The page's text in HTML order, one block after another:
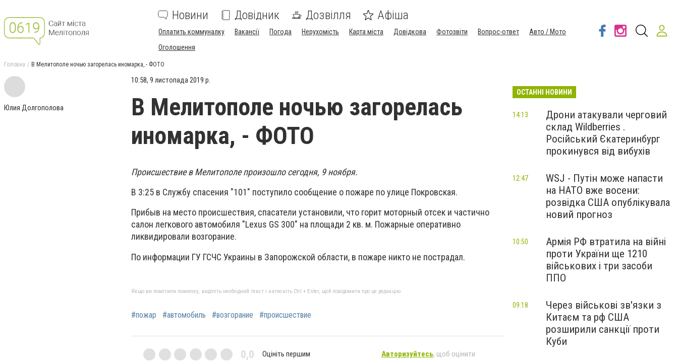
Новини Довідник Дозвілля Афіша
Оплатить коммуналку Вакансії Погода Нерухомість Карта міста Довідкова Фотозвіти Вопрос-ответ
Авто / Мото
Оголошення
Головна В Мелитополе ночью загорелась иномарка, - ФОТО
Юлия Долгополова
10:58, 9 листопада 2019 р.
В Мелитополе ночью загорелась
иномарка, - ФОТО
Происшествие в Мелитополе произошло сегодня, 9 ноября.
В 3:25 в Службу спасения "101" поступило сообщение о пожаре по улице Покровская.
Прибыв на место происшествия, спасатели установили, что горит моторный отсек и частично
салон легкового автомобиля "Lexus GS 300" на площади 2 кв. м. Пожарные оперативно
ликвидировали возгорание.
По информации ГУ ГСЧС Украины в Запорожской области, в пожаре никто не пострадал.
Якщо ви помітили помилку, виділіть необхідний текст і натисніть Ctrl + Enter, щоб повідомити про це редакцію
#пожар #автомобиль #возгорание #происшествие
0,0 Оцініть першим Авторизуйтесь, щоб оцінити
ОСТАННІ НОВИНИ
Дрони атакували черговий
склад Wildberries .
Російський Єкатеринбург
прокинувся від вибухів
14:13
WSJ - Путін може напасти
на НАТО вже восени:
розвідка США опублікувала
новий прогноз
12:47
Армія РФ втратила на війні
проти України ще 1210
військових і три засоби
ППО
10:50
Через військові зв'язки з
Китаєм та рф США
розширили санкції проти
Куби
09:18